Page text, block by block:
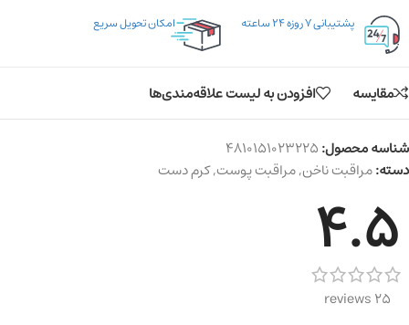
پشتیبانی ۷ روزه ۲۴ ساعته امکان تحویل سریع
مقایسه افزودن به لیست علاقه‌مندی‌ها
شناسه محصول:4810151023225
دسته:مراقبت ناخن,مراقبت پوست,کرم دست
4.5
25 reviews